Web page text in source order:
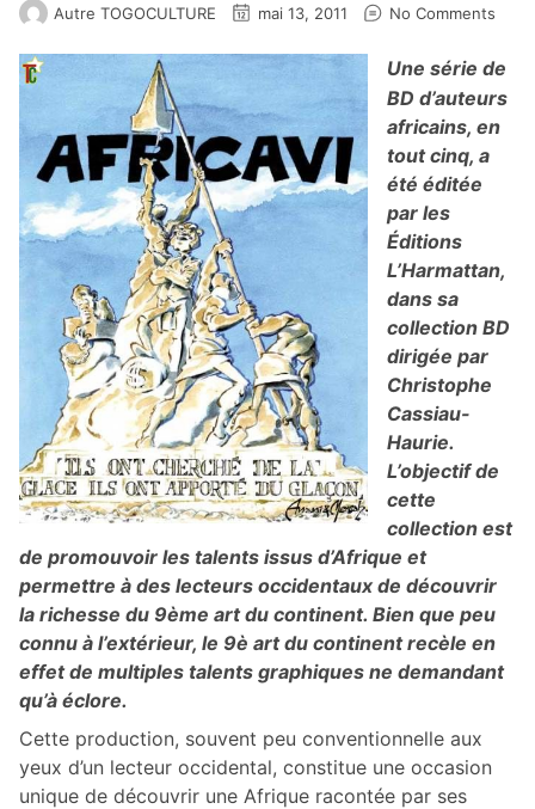
Autre TOGOCULTURE mai 13, 2011 No Comments
Une série de
BD d’auteurs
africains, en
tout cinq, a
été éditée
par les
Éditions
L’Harmattan,
dans sa
collection BD
dirigée par
Christophe
Cassiau-
Haurie.
L’objectif de
cette
collection est
de promouvoir les talents issus d’Afrique et
permettre à des lecteurs occidentaux de découvrir
la richesse du 9ème art du continent. Bien que peu
connu à l’extérieur, le 9è art du continent recèle en
effet de multiples talents graphiques ne demandant
qu’à éclore.
Cette production, souvent peu conventionnelle aux
yeux d’un lecteur occidental, constitue une occasion
unique de découvrir une Afrique racontée par ses